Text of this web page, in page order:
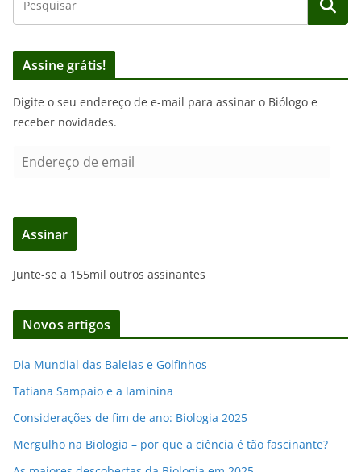
Assine grátis!
Digite o seu endereço de e-mail para assinar o Biólogo e
receber novidades.
e
e
ç
d
e
a
i
Assinar
Junte-se a 155mil outros assinantes
Novos artigos
Dia Mundial das Baleias e Golfinhos
Tatiana Sampaio e a laminina
Considerações de fim de ano: Biologia 2025
Mergulho na Biologia – por que a ciência é tão fascinante?